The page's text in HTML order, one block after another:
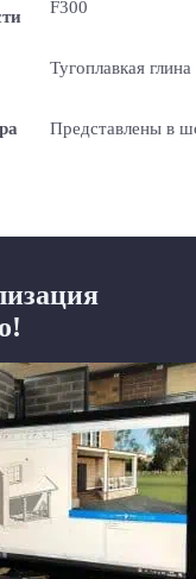
F300
Тугоплавкая глина
Представлены в